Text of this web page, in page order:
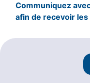
Communiquez
afin de recevoir